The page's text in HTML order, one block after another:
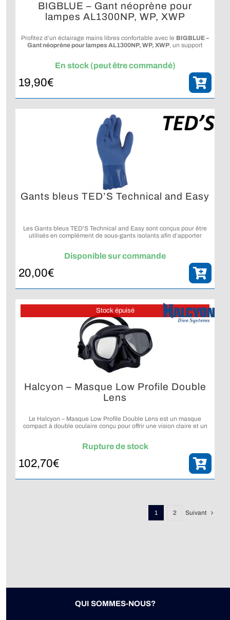
BIGBLUE – Gant néoprène pour
lampes AL1300NP, WP, XWP
Profitez d’un éclairage mains libres confortable avec le BIGBLUE –
Gant néoprène pour lampes AL1300NP, WP, XWP, un support
En stock (peut être commandé)
19,90€
Gants bleus TED’S Technical and Easy
Les Gants bleus TED'S Technical and Easy sont conçus pour être
utilisés en complément de sous-gants isolants afin d’apporter
Disponible sur commande
20,00€
Stock épuisé
Halcyon – Masque Low Profile Double
Lens
Le Halcyon – Masque Low Profile Double Lens est un masque
compact à double oculaire conçu pour offrir une vision claire et un
Rupture de stock
102,70€
1 2 Suivant
QUI SOMMES-NOUS?